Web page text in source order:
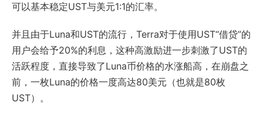
可以基本稳定UST与美元1:1的汇率。
并且由于Luna和UST的流行，Terra对于使用UST“借贷”的
用户会给予20%的利息，这种高激励进一步刺激了UST的
活跃程度，直接导致了Luna币价格的水涨船高，在崩盘之
前，一枚Luna的价格一度高达80美元（也就是80枚
UST）。